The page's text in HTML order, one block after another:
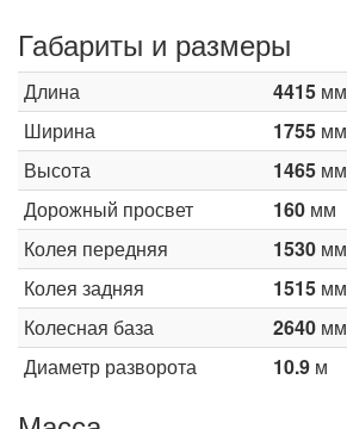
Габариты и размеры
Длина 4415 мм
Ширина
1755 мм
Высота
1465 мм
Дорожный просвет
160 мм
Колея передняя
1530 мм
Колея задняя
1515 мм
Колесная база
2640 мм
Диаметр разворота
10.9 м